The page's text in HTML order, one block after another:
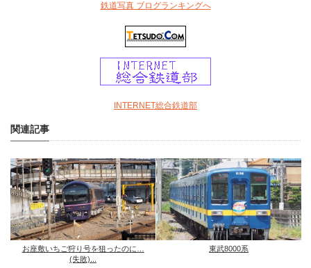
鉄道写真 ブログランキングへ
INTERNET総合鉄道部
関連記事
お座敷いちご狩り号を狙ったのに…
(失敗)...
東武8000系